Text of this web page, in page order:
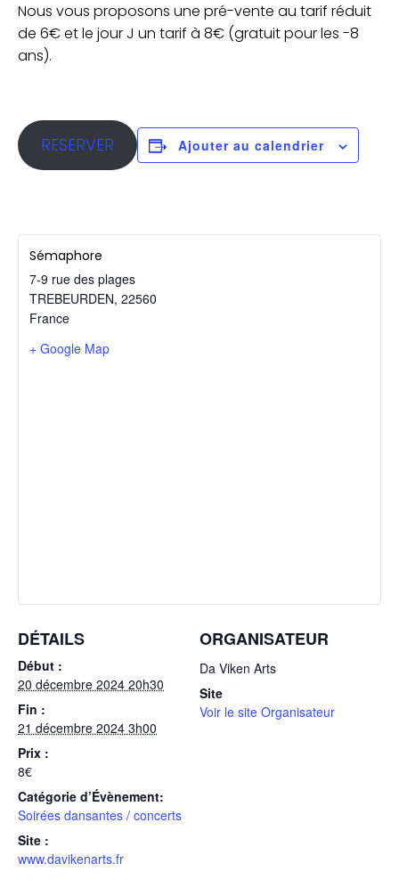
Nous vous proposons une pré-vente au tarif réduit
de 6€ et le jour J un tarif à 8€ (gratuit pour les -8
ans).
RESERVER Ajouter au calendrier
DÉTAILS
Début :
20 décembre 2024 20h30
Fin :
21 décembre 2024 3h00
Prix :
8€
Catégorie d’Évènement:
Soirées dansantes / concerts
Site :
www.davikenarts.fr
ORGANISATEUR
Da Viken Arts
Site
Voir le site Organisateur
Sémaphore
7-9 rue des plages
TREBEURDEN, 22560
France
+ Google Map